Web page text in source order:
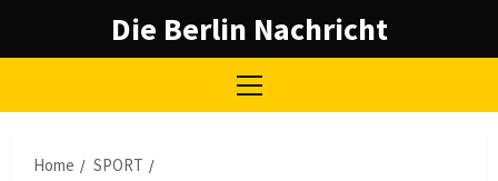
Die Berlin Nachricht
Primary
Home
SPORT